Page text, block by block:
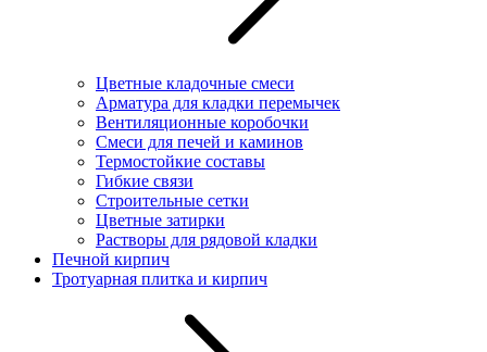
Цветные кладочные смеси
Арматура для кладки перемычек
Вентиляционные коробочки
Смеси для печей и каминов
Термостойкие составы
Гибкие связи
Строительные сетки
Цветные затирки
Растворы для рядовой кладки
Печной кирпич
Тротуарная плитка и кирпич